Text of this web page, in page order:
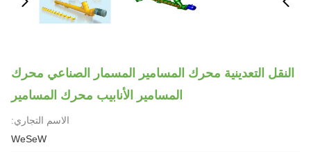
النقل التعدينية محرك المسامير المسمار الصناعي محرك
المسامير الأنابيب محرك المسامير
الاسم التجاري:
WeSeW